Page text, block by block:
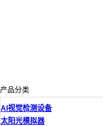
产品分类
AI视觉检测设备
太阳光模拟器